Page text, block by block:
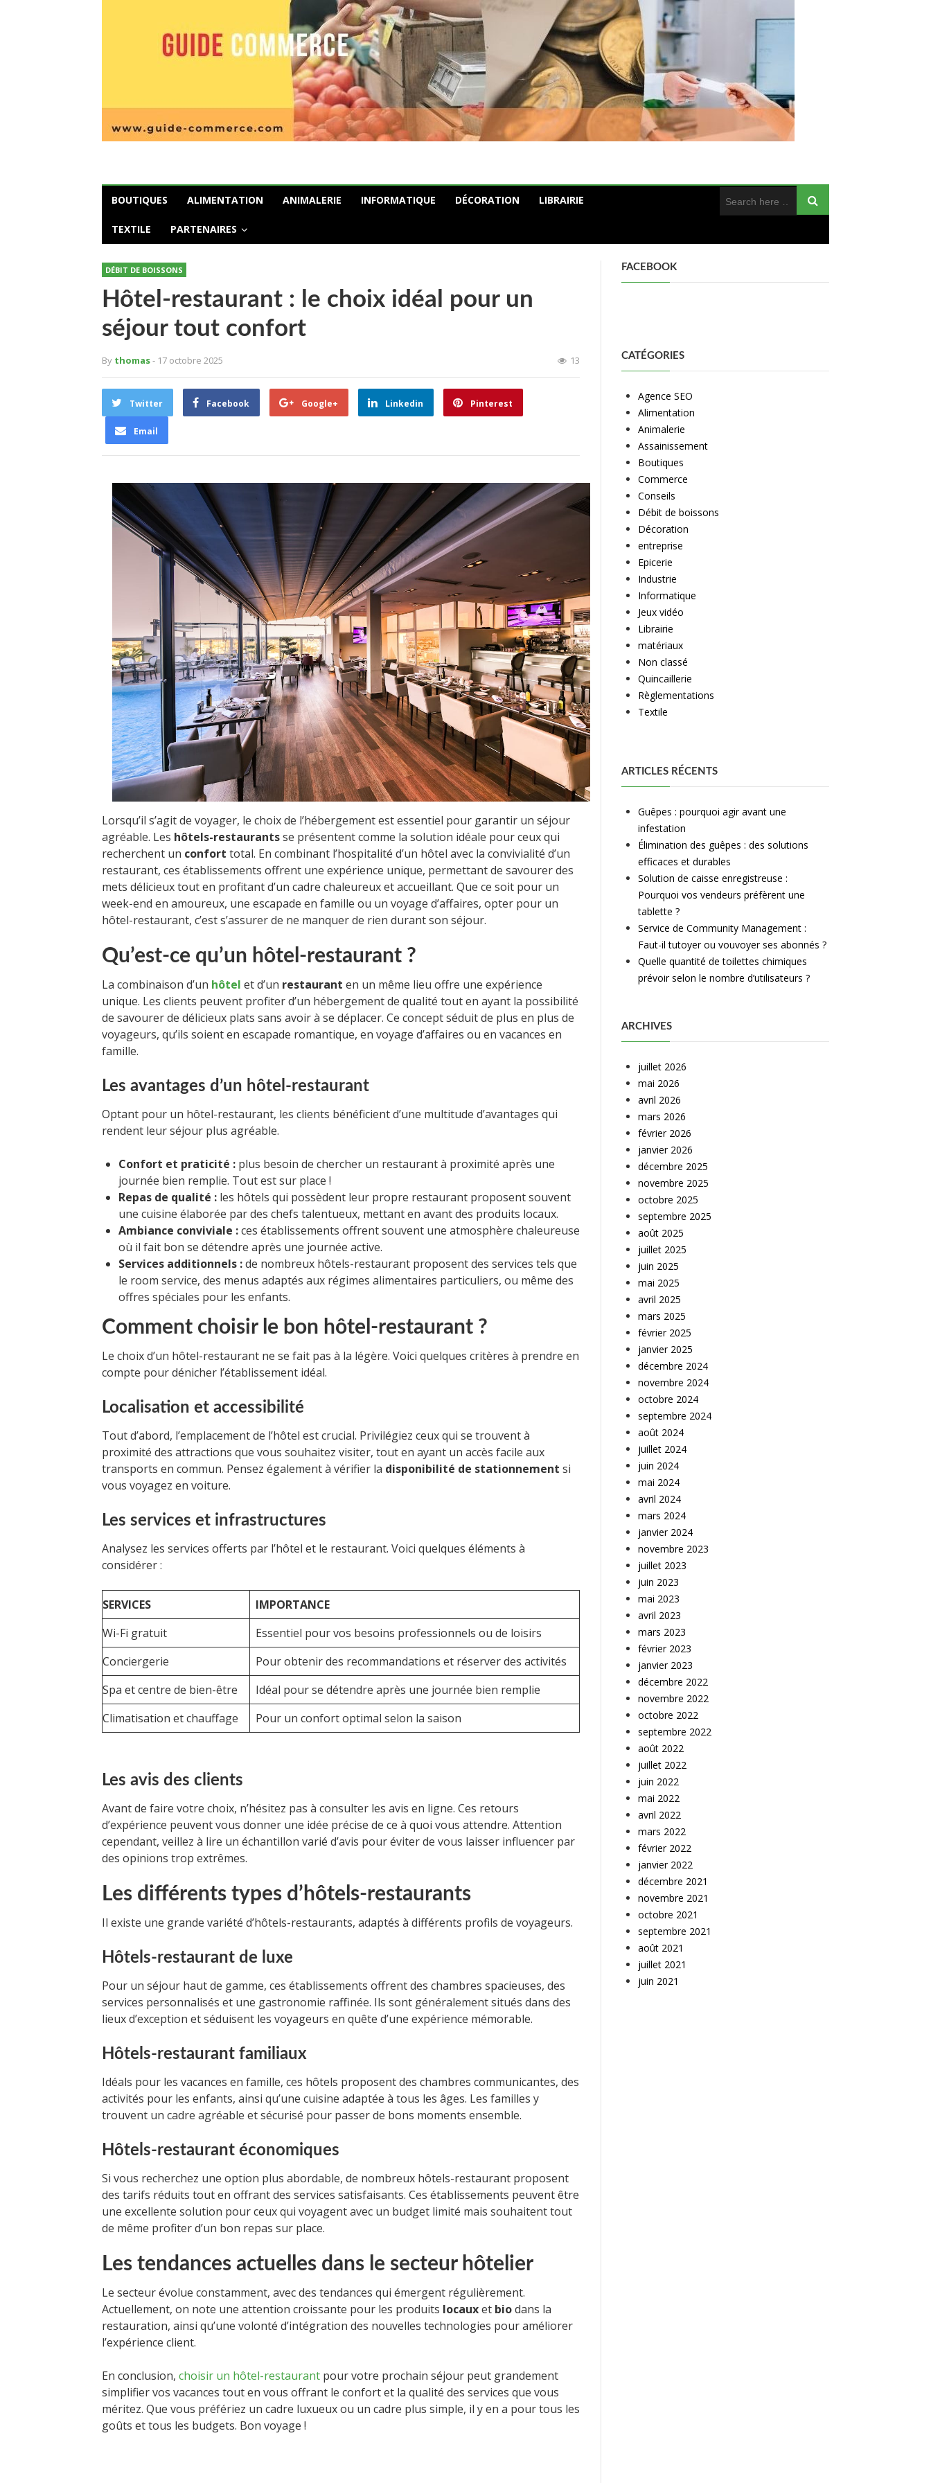
BOUTIQUES ALIMENTATION ANIMALERIE INFORMATIQUE DÉCORATION LIBRAIRIE
TEXTILE PARTENAIRES
DÉBIT DE BOISSONS
Hôtel-restaurant : le choix idéal pour un
séjour tout confort
By thomas- 17 octobre 2025 13
Twitter Facebook Google+ Linkedin Pinterest
Email
Lorsqu’il s’agit de voyager, le choix de l’hébergement est essentiel pour garantir un séjour
agréable. Les hôtels-restaurantsse présentent comme la solution idéale pour ceux qui
recherchent un confort total. En combinant l’hospitalité d’un hôtel avec la convivialité d’un
restaurant, ces établissements offrent une expérience unique, permettant de savourer des
mets délicieux tout en profitant d’un cadre chaleureux et accueillant. Que ce soit pour un
week-end en amoureux, une escapade en famille ou un voyage d’affaires, opter pour un
hôtel-restaurant, c’est s’assurer de ne manquer de rien durant son séjour.
Qu’est-ce qu’un hôtel-restaurant ?
La combinaison d’un hôtel et d’un restaurant en un même lieu offre une expérience
unique. Les clients peuvent profiter d’un hébergement de qualité tout en ayant la possibilité
de savourer de délicieux plats sans avoir à se déplacer. Ce concept séduit de plus en plus de
voyageurs, qu’ils soient en escapade romantique, en voyage d’affaires ou en vacances en
famille.
Les avantages d’un hôtel-restaurant
Optant pour un hôtel-restaurant, les clients bénéficient d’une multitude d’avantages qui
rendent leur séjour plus agréable.
Confort et praticité : plus besoin de chercher un restaurant à proximité après une
journée bien remplie. Tout est sur place !
Repas de qualité : les hôtels qui possèdent leur propre restaurant proposent souvent
une cuisine élaborée par des chefs talentueux, mettant en avant des produits locaux.
Ambiance conviviale :ces établissements offrent souvent une atmosphère chaleureuse
où il fait bon se détendre après une journée active.
Services additionnels :de nombreux hôtels-restaurant proposent des services tels que
le room service, des menus adaptés aux régimes alimentaires particuliers, ou même des
offres spéciales pour les enfants.
Comment choisir le bon hôtel-restaurant ?
Le choix d’un hôtel-restaurant ne se fait pas à la légère. Voici quelques critères à prendre en
compte pour dénicher l’établissement idéal.
Localisation et accessibilité
Tout d’abord, l’emplacement de l’hôtel est crucial. Privilégiez ceux qui se trouvent à
proximité des attractions que vous souhaitez visiter, tout en ayant un accès facile aux
transports en commun. Pensez également à vérifier la disponibilité de stationnement si
vous voyagez en voiture.
Les services et infrastructures
Analysez les services offerts par l’hôtel et le restaurant. Voici quelques éléments à
considérer :
SERVICES
IMPORTANCE
Wi-Fi gratuit
Essentiel pour vos besoins professionnels ou de loisirs
Conciergerie
Pour obtenir des recommandations et réserver des activités
Spa et centre de bien-être
Idéal pour se détendre après une journée bien remplie
Climatisation et chauffage
Pour un confort optimal selon la saison
Les avis des clients
Avant de faire votre choix, n’hésitez pas à consulter les avis en ligne. Ces retours
d’expérience peuvent vous donner une idée précise de ce à quoi vous attendre. Attention
cependant, veillez à lire un échantillon varié d’avis pour éviter de vous laisser influencer par
des opinions trop extrêmes.
Les différents types d’hôtels-restaurants
Il existe une grande variété d’hôtels-restaurants, adaptés à différents profils de voyageurs.
Hôtels-restaurant de luxe
Pour un séjour haut de gamme, ces établissements offrent des chambres spacieuses, des
services personnalisés et une gastronomie raffinée. Ils sont généralement situés dans des
lieux d’exception et séduisent les voyageurs en quête d’une expérience mémorable.
Hôtels-restaurant familiaux
Idéals pour les vacances en famille, ces hôtels proposent des chambres communicantes, des
activités pour les enfants, ainsi qu’une cuisine adaptée à tous les âges. Les familles y
trouvent un cadre agréable et sécurisé pour passer de bons moments ensemble.
Hôtels-restaurant économiques
Si vous recherchez une option plus abordable, de nombreux hôtels-restaurant proposent
des tarifs réduits tout en offrant des services satisfaisants. Ces établissements peuvent être
une excellente solution pour ceux qui voyagent avec un budget limité mais souhaitent tout
de même profiter d’un bon repas sur place.
Les tendances actuelles dans le secteur hôtelier
Le secteur évolue constamment, avec des tendances qui émergent régulièrement.
Actuellement, on note une attention croissante pour les produits locauxet biodans la
restauration, ainsi qu’une volonté d’intégration des nouvelles technologies pour améliorer
l’expérience client.
En conclusion, choisir un hôtel-restaurant pour votre prochain séjour peut grandement
simplifier vos vacances tout en vous offrant le confort et la qualité des services que vous
méritez. Que vous préfériez un cadre luxueux ou un cadre plus simple, il y en a pour tous les
goûts et tous les budgets. Bon voyage !
FACEBOOK
CATÉGORIES
Agence SEO
Alimentation
Animalerie
Assainissement
Boutiques
Commerce
Conseils
Débit de boissons
Décoration
entreprise
Epicerie
Industrie
Informatique
Jeux vidéo
Librairie
matériaux
Non classé
Quincaillerie
Règlementations
Textile
ARTICLES RÉCENTS
Guêpes : pourquoi agir avant une
infestation
Élimination des guêpes : des solutions
efficaces et durables
Solution de caisse enregistreuse :
Pourquoi vos vendeurs préfèrent une
tablette ?
Service de Community Management :
Faut-il tutoyer ou vouvoyer ses abonnés ?
Quelle quantité de toilettes chimiques
prévoir selon le nombre d’utilisateurs ?
ARCHIVES
juillet 2026
mai 2026
avril 2026
mars 2026
février 2026
janvier 2026
décembre 2025
novembre 2025
octobre 2025
septembre 2025
août 2025
juillet 2025
juin 2025
mai 2025
avril 2025
mars 2025
février 2025
janvier 2025
décembre 2024
novembre 2024
octobre 2024
septembre 2024
août 2024
juillet 2024
juin 2024
mai 2024
avril 2024
mars 2024
janvier 2024
novembre 2023
juillet 2023
juin 2023
mai 2023
avril 2023
mars 2023
février 2023
janvier 2023
décembre 2022
novembre 2022
octobre 2022
septembre 2022
août 2022
juillet 2022
juin 2022
mai 2022
avril 2022
mars 2022
février 2022
janvier 2022
décembre 2021
novembre 2021
octobre 2021
septembre 2021
août 2021
juillet 2021
juin 2021